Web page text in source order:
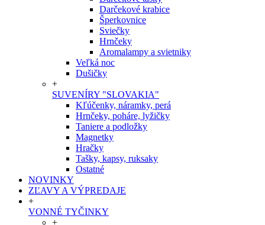
Darčekové krabice
Šperkovnice
Sviečky
Hrnčeky
Aromalampy a svietniky
Veľká noc
Dušičky
+
SUVENÍRY "SLOVAKIA"
Kľúčenky, náramky, perá
Hrnčeky, poháre, lyžičky
Taniere a podložky
Magnetky
Hračky
Tašky, kapsy, ruksaky
Ostatné
NOVINKY
ZĽAVY A VÝPREDAJE
+
VONNÉ TYČINKY
+